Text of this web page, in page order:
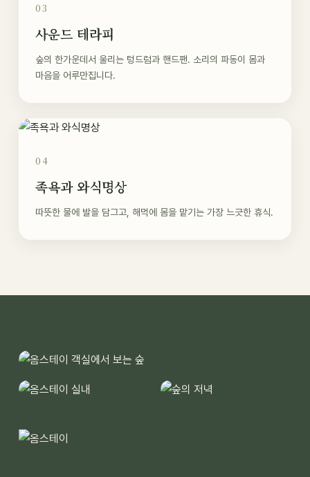
03
사운드 테라피
숲의 한가운데서 울리는 텅드럼과 핸드팬. 소리의 파동이 몸과
마음을 어루만집니다.
04
족욕과 와식명상
따뜻한 물에 발을 담그고, 해먹에 몸을 맡기는 가장 느긋한 휴식.